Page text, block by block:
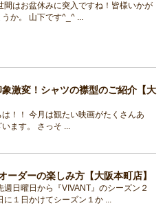
間はお盆休みに突入ですね！皆様いかが
か。 山下です^_^ ...
激変！シャツの襟型のご紹介【大
！！ 今月は観たい映画がたくさんあ
ます。 さっそ ...
ーダーの楽しみ方【大阪本町店】
週日曜日から『VIVANT』のシーズン２
１日かけてシーズン１か ...